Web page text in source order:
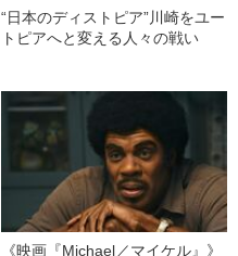
“日本のディストピア”川崎をユー
トピアへと変える人々の戦い
《映画『Michael／マイケル』》